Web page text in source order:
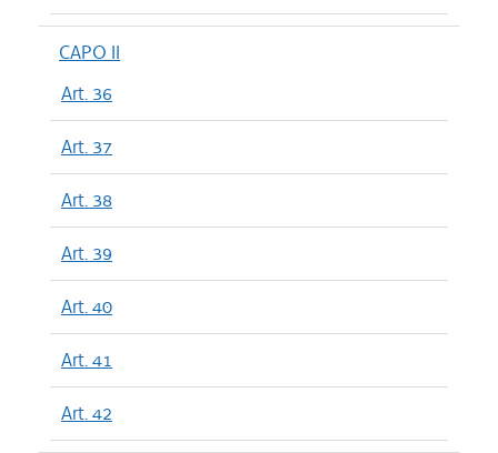
CAPO II
Art. 36
Art. 37
Art. 38
Art. 39
Art. 40
Art. 41
Art. 42